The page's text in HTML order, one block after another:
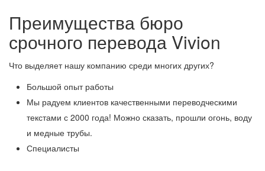
Преимущества бюро
срочного перевода Vivion
Что выделяет нашу компанию среди многих других?
Большой опыт работы
Мы радуем клиентов качественными переводческими
текстами с 2000 года! Можно сказать, прошли огонь, воду
и медные трубы.
Специалисты